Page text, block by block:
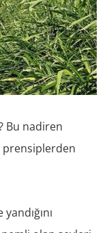
Bu nadiren
prensiplerden